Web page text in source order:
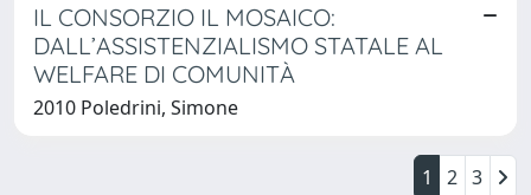
IL CONSORZIO IL MOSAICO:
DALL’ASSISTENZIALISMO STATALE AL
WELFARE DI COMUNITÀ
2010 Poledrini, Simone
1 2 3